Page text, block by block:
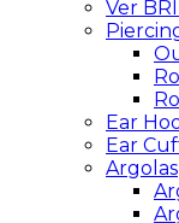
Ver
Ear
Ear
Argolas